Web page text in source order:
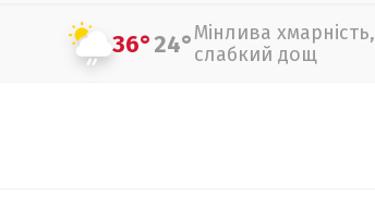
36°24°Мінлива хмарність,
слабкий дощ